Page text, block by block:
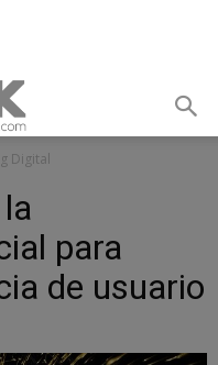
Digital
para
de usuario